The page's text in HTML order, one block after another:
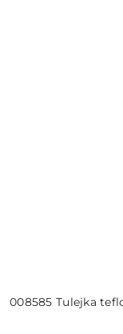
008585 Tulejka